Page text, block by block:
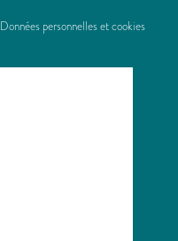
Données personnelles et cookies